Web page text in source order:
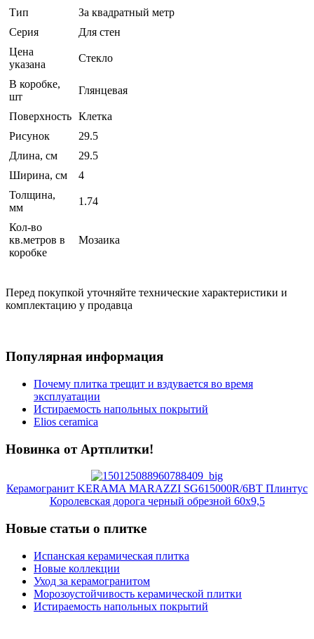
Тип
За квадратный метр
Серия
Для стен
Цена
указана
Стекло
В коробке,
шт
Глянцевая
Поверхность Клетка
Рисунок
29.5
Длина, см
29.5
Ширина, см
4
Толщина,
мм
1.74
Кол-во
кв.метров в
коробке
Мозаика
Перед покупкой уточняйте технические характеристики и
комплектацию у продавца
Популярная информация
Почему плитка трещит и вздувается во время
эксплуатации
Истираемость напольных покрытий
Elios ceramica
Новинка от Артплитки!
Керамогранит KERAMA MARAZZI SG615000R/6BT Плинтус
Королевская дорога черный обрезной 60х9,5
Новые статьи о плитке
Испанская керамическая плитка
Новые коллекции
Уход за керамогранитом
Морозоустойчивость керамической плитки
Истираемость напольных покрытий